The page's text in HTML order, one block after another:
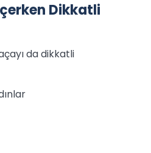
Dikkatli
da dikkatli